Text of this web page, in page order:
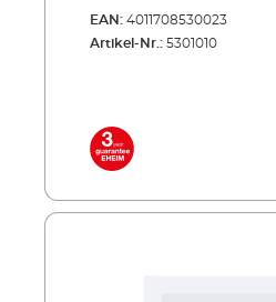
Fällen hocheffizient für
UV-Strahlung bekämpft
Inklusive hochwertiger
langer Lebensdauer
Außenbehälter aus
EAN: 4011708530023
Artikel-Nr.: 5301010